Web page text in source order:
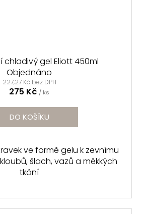
chladivý gel Eliott 450ml
Objednáno
227,27 Kč bez DPH
275 Kč / ks
DO KOŠÍKU
ve formě gelu k zevnímu
šlach, vazů a měkkých
tkání